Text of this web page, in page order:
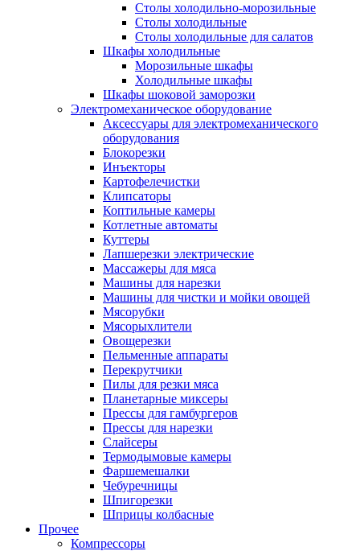
Столы холодильно-морозильные
Столы холодильные
Столы холодильные для салатов
Шкафы холодильные
Mорозильные шкафы
Холодильные шкафы
Шкафы шоковой заморозки
Электромеханическое оборудование
Аксессуары для электромеханического
оборудования
Блокорезки
Инъекторы
Картофелечистки
Клипсаторы
Коптильные камеры
Котлетные автоматы
Куттеры
Лапшерезки электрические
Массажеры для мяса
Машины для нарезки
Машины для чистки и мойки овощей
Мясорубки
Мясорыхлители
Овощерезки
Пельменные аппараты
Перекрутчики
Пилы для резки мяса
Планетарные миксеры
Прессы для гамбургеров
Прессы для нарезки
Слайсеры
Термодымовые камеры
Фаршемешалки
Чебуречницы
Шпигорезки
Шприцы колбасные
Прочее
Компрессоры